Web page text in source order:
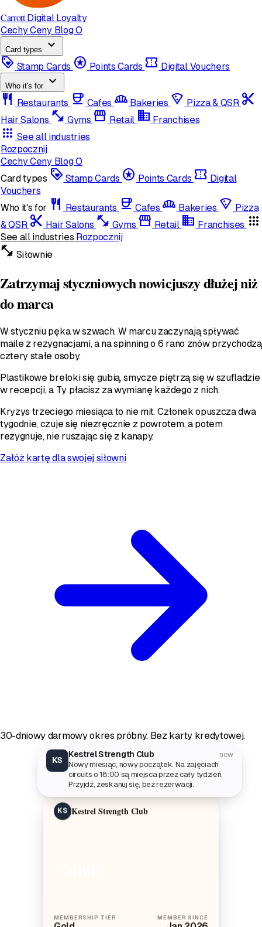
Carrott Digital Loyalty
CechyCeny BlogO
Card types
expand_more
loyalty Stamp Cards stars Points Cards confirmation_number Digital Vouchers
Who it's for expand_more
restaurant Restaurants coffee Cafes bakery_dining Bakeries local_pizza Pizza & QSR content_cut
Hair Salons fitness_center Gyms storefront Retail domain Franchises
apps See all industries
Rozpocznij
CechyCeny BlogO
Card types loyalty Stamp Cards stars Points Cards confirmation_number Digital
Vouchers
Who it's for restaurant Restaurants coffee Cafes bakery_dining Bakeries local_pizza Pizza
& QSR content_cut Hair Salons fitness_center Gyms storefront Retail domain Franchises apps
See all industries Rozpocznij
fitness_center Siłownie
Zatrzymaj styczniowych nowicjuszy dłużej niż
do marca
W styczniu pęka w szwach. W marcu zaczynają spływać
maile z rezygnacjami, a na spinning o 6 rano znów przychodzą
cztery stałe osoby.
Plastikowe breloki się gubią, smycze piętrzą się w szufladzie
w recepcji, a Ty płacisz za wymianę każdego z nich.
Kryzys trzeciego miesiąca to nie mit. Członek opuszcza dwa
tygodnie, czuje się niezręcznie z powrotem, a potem
rezygnuje, nie ruszając się z kanapy.
Załóż kartę dla swojej siłowni
30-dniowy darmowy okres próbny. Bez karty kredytowej.
KS
Kestrel Strength Club now
Nowy miesiąc, nowy początek. Na zajęciach
circuits o 18:00 są miejsca przez cały tydzień.
Przyjdź, zeskanuj się, bez rezerwacji.
KS Kestrel Strength Club
MEMBERSHIP TIER
Gold
MEMBER SINCE
Jan 2026